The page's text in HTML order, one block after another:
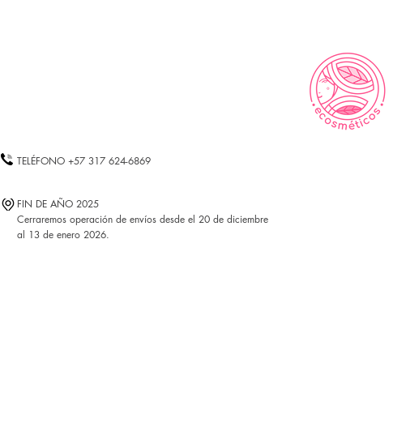
TELÉFONO +57 317 624-6869
FIN DE AÑO 2025
Cerraremos operación de envíos desde el 20 de diciembre
al 13 de enero 2026.